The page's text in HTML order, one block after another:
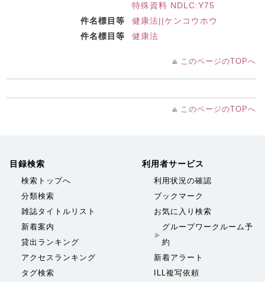
特殊資料 NDLC:Y75
件名標目等
健康法||ケンコウホウ
件名標目等
健康法
このページのTOPへ
このページのTOPへ
目録検索
検索トップへ
分類検索
雑誌タイトルリスト
新着案内
貸出ランキング
アクセスランキング
タグ検索
利用者サービス
利用状況の確認
ブックマーク
お気に入り検索
グループワークルーム予
約
新着アラート
ILL複写依頼